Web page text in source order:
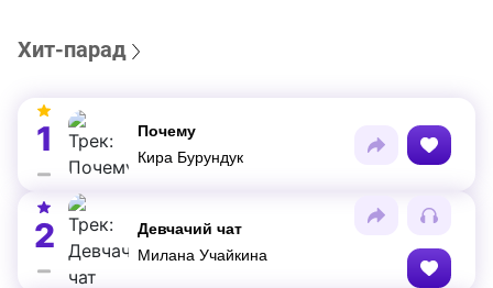
Хит-парад
1
Почему
Кира Бурундук
2
Девчачий чат
Милана Учайкина